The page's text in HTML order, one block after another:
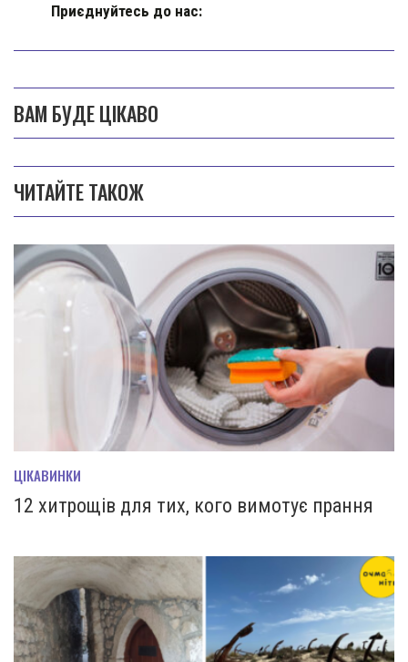
Приєднуйтесь до нас:
ВАМ БУДЕ ЦІКАВО
ЧИТАЙТЕ ТАКОЖ
ЦІКАВИНКИ
12 хитрощів для тих, кого вимотує прання